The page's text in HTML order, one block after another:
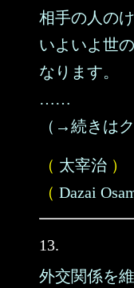
相手の人の
いよいよ世
なります。
……
（→続きは
（ 太宰治 ）
（ Dazai
13.
外交関係を